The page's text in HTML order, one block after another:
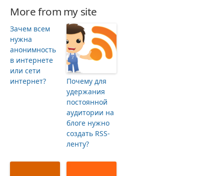
More from my site
Зачем всем
нужна
анонимность
в интернете
или сети
интернет?
Почему для
удержания
постоянной
аудитории на
блоге нужно
создать RSS-
ленту?